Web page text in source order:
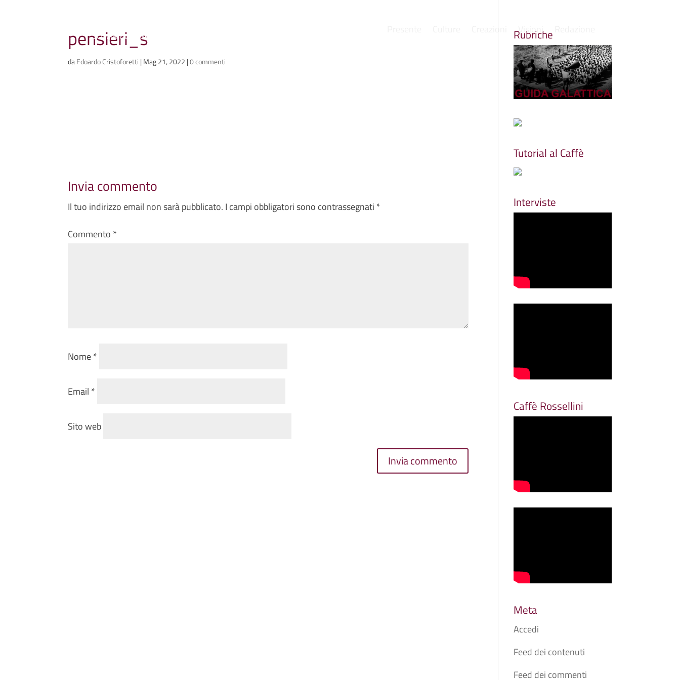
Scriviamo cose, intervistiamo gente Visioni
pensieri_s
daEdoardo Cristoforetti |Mag 21, 2022 |0 commenti
Invia commento
Il tuo indirizzo email non sarà pubblicato. I campi obbligatori sono contrassegnati *
Commento *
Nome*
Email *
Sito web
Rubriche
Tutorial al Caffè
Interviste
Caffè Rossellini
Meta
Accedi
Feed dei contenuti
Feed dei commenti